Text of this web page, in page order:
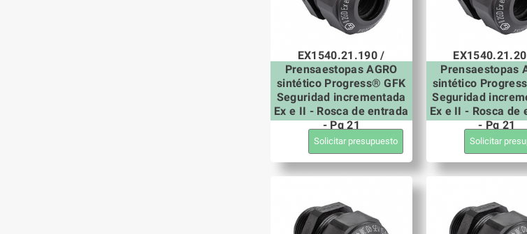
EX1540.21.190 /
Prensaestopas AGRO
sintético Progress® GFK
Seguridad incrementada
Ex e II - Rosca de entrada
- Pg 21
Solicitar presupuesto
Prensaestopas
sintético
Seguridad
Ex e II - Rosca de
- Pg 21
Solicitar